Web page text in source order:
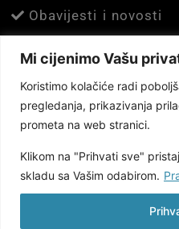
Mi cijenimo Vašu
Koristimo kolačiće radi
pregledanja, prikazivanja
prometa na web stranici.
Klikom na "Prihvati sve"
skladu sa Vašim odabirom.
Obavijesti i novosti
Usluge
O nama
Kontakt
Pravila privatnosti